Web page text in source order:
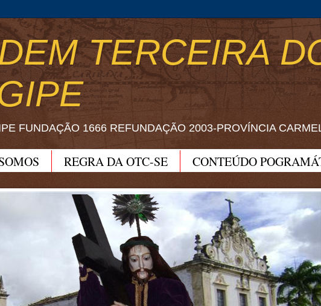
TERCEIRA
FUNDAÇÃO 1666 REFUNDAÇÃO 2003-PROVÍNCIA
REGRA DA OTC-SE
CONTEÚDO